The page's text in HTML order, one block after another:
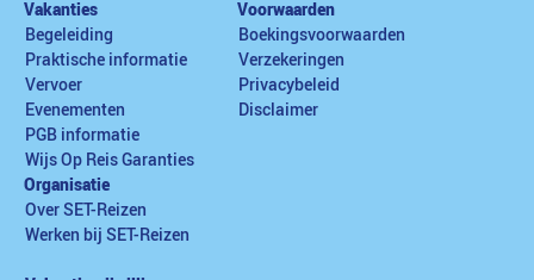
Vakanties
Begeleiding
Praktische informatie
Vervoer
Evenementen
PGB informatie
Wijs Op Reis Garanties
Voorwaarden
Boekingsvoorwaarden
Verzekeringen
Privacybeleid
Disclaimer
Organisatie
Over SET-Reizen
Werken bij SET-Reizen